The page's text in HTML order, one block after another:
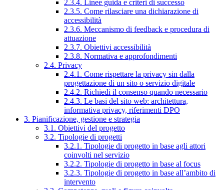
2.3.4. Linee guida e criteri di successo
2.3.5. Come rilasciare una dichiarazione di
accessibilità
2.3.6. Meccanismo di feedback e procedura di
attuazione
2.3.7. Obiettivi accessibilità
2.3.8. Normativa e approfondimenti
2.4. Privacy
2.4.1. Come rispettare la privacy sin dalla
progettazione di un sito o servizio digitale
2.4.2. Richiedi il consenso quando necessario
2.4.3. Le basi del sito web: architettura,
informativa privacy, riferimenti DPO
3. Pianificazione, gestione e strategia
3.1. Obiettivi del progetto
3.2. Tipologie di progetti
3.2.1. Tipologie di progetto in base agli attori
coinvolti nel servizio
3.2.2. Tipologie di progetto in base al focus
3.2.3. Tipologie di progetto in base all’ambito di
intervento